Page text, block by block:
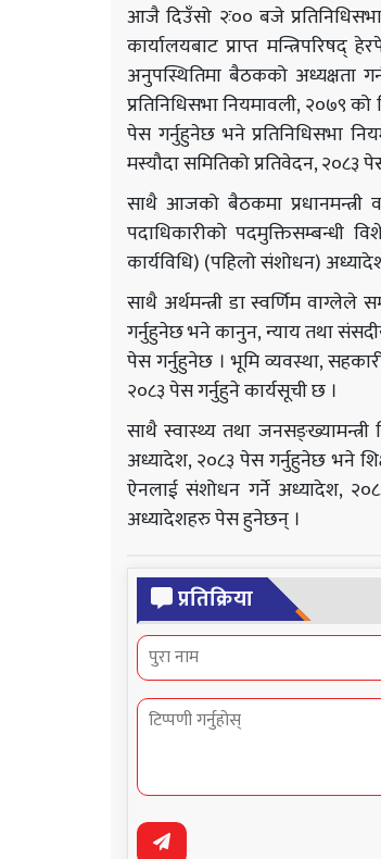
आजै दिउँसो २ः०० बजे
कार्यालयबाट प्राप्त
अनुपस्थितिमा बैठकको अध्यक्षता
प्रतिनिधिसभा नियमावली, २०७९
पेस गर्नुहुनेछ भने प्रतिनिधिसभा
मस्यौदा समितिको प्रतिवेदन, २०८३
साथै आजको बैठकमा प्रधानमन्त्री
पदाधिकारीको पदमुक्तिसम्बन्धी
कार्यविधि) (पहिलो संशोधन)
साथै अर्थमन्त्री डा स्वर्णिम वाग्लेले
गर्नुहुनेछ भने कानुन, न्याय तथा
पेस गर्नुहुनेछ । भूमि व्यवस्था,
२०८३ पेस गर्नुहुने कार्यसूची छ ।
साथै स्वास्थ्य तथा जनसङ्ख्यामन्त्री
अध्यादेश, २०८३ पेस गर्नुहुनेछ भने
ऐनलाई संशोधन गर्ने अध्यादेश,
अध्यादेशहरु पेस हुनेछन् ।
प्रतिक्रिया